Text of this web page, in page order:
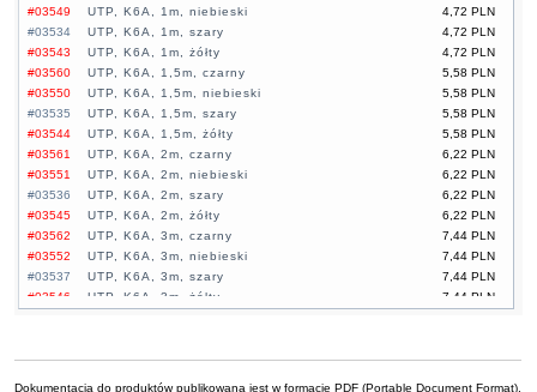
#03549
4,72 PLN
UTP, K6A, 1m, niebieski
#03534
4,72 PLN
UTP, K6A, 1m, szary
#03543
4,72 PLN
UTP, K6A, 1m, żółty
#03560
5,58 PLN
UTP, K6A, 1,5m, czarny
#03550
5,58 PLN
UTP, K6A, 1,5m, niebieski
#03535
5,58 PLN
UTP, K6A, 1,5m, szary
#03544
5,58 PLN
UTP, K6A, 1,5m, żółty
#03561
6,22 PLN
UTP, K6A, 2m, czarny
#03551
6,22 PLN
UTP, K6A, 2m, niebieski
#03536
6,22 PLN
UTP, K6A, 2m, szary
#03545
6,22 PLN
UTP, K6A, 2m, żółty
#03562
7,44 PLN
UTP, K6A, 3m, czarny
#03552
7,44 PLN
UTP, K6A, 3m, niebieski
#03537
7,44 PLN
UTP, K6A, 3m, szary
#03546
7,44 PLN
UTP, K6A, 3m, żółty
#03538
9,90 PLN
UTP, K6A, 5m, szary
Dokumentacja do produktów publikowana jest w formacie PDF (Portable Document Format),